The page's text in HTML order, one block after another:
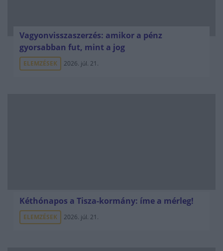
Vagyonvisszaszerzés: amikor a pénz
gyorsabban fut, mint a jog
ELEMZÉSEK 2026. júl. 21.
Kéthónapos a Tisza-kormány: íme a mérleg!
ELEMZÉSEK 2026. júl. 21.